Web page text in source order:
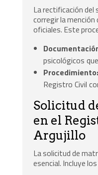
La rectificación del
corregir la
oficiales. Este
psicológicos
Procedimiento:
Registro Civil
Solicitud
en el
Argujillo
La solicitud de
esencial. Incluye